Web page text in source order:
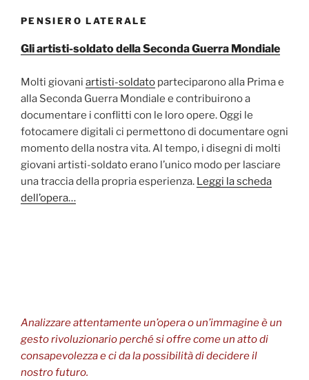
PENSIERO LATERALE
Gli artisti-soldato della Seconda Guerra Mondiale
Molti giovani artisti-soldato parteciparono alla Prima e
alla Seconda Guerra Mondiale e contribuirono a
documentare i conflitti con le loro opere. Oggi le
fotocamere digitali ci permettono di documentare ogni
momento della nostra vita. Al tempo, i disegni di molti
giovani artisti-soldato erano l’unico modo per lasciare
una traccia della propria esperienza. Leggi la scheda
dell’opera…
Analizzare attentamente un’opera o un’immagine è un
gesto rivoluzionario perché si offre come un atto di
consapevolezza e ci da la possibilità di decidere il
nostro futuro.